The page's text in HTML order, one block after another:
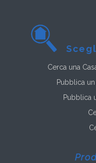
Cerca una
Pubblica
Pubblica